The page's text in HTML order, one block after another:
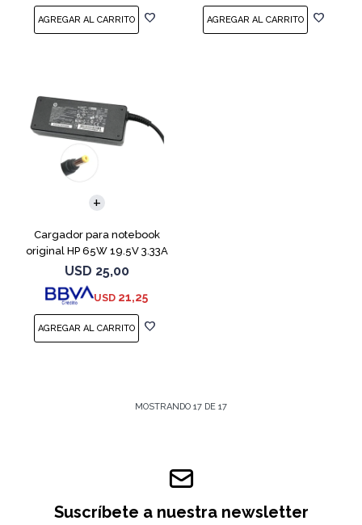
Cargador para notebook
original HP 65W 19.5V 3.33A
USD 25,00
USD 21,25
MOSTRANDO 17 DE 17
Suscríbete a nuestra newsletter